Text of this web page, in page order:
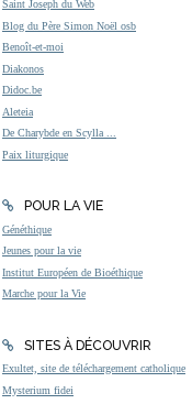
Saint Joseph du Web
Blog du Père Simon Noël osb
Benoît-et-moi
Diakonos
Didoc.be
Aleteia
De Charybde en Scylla ...
Paix liturgique
POUR LA VIE
Généthique
Jeunes pour la vie
Institut Européen de Bioéthique
Marche pour la Vie
SITES À DÉCOUVRIR
Exultet, site de téléchargement catholique
Mysterium fidei